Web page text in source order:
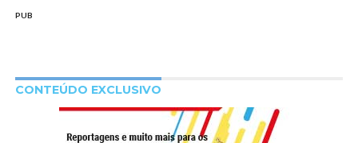
PUB
CONTEÚDO EXCLUSIVO